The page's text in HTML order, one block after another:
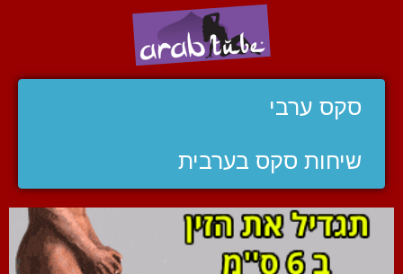
סקס ערבי
שיחות סקס בערבית